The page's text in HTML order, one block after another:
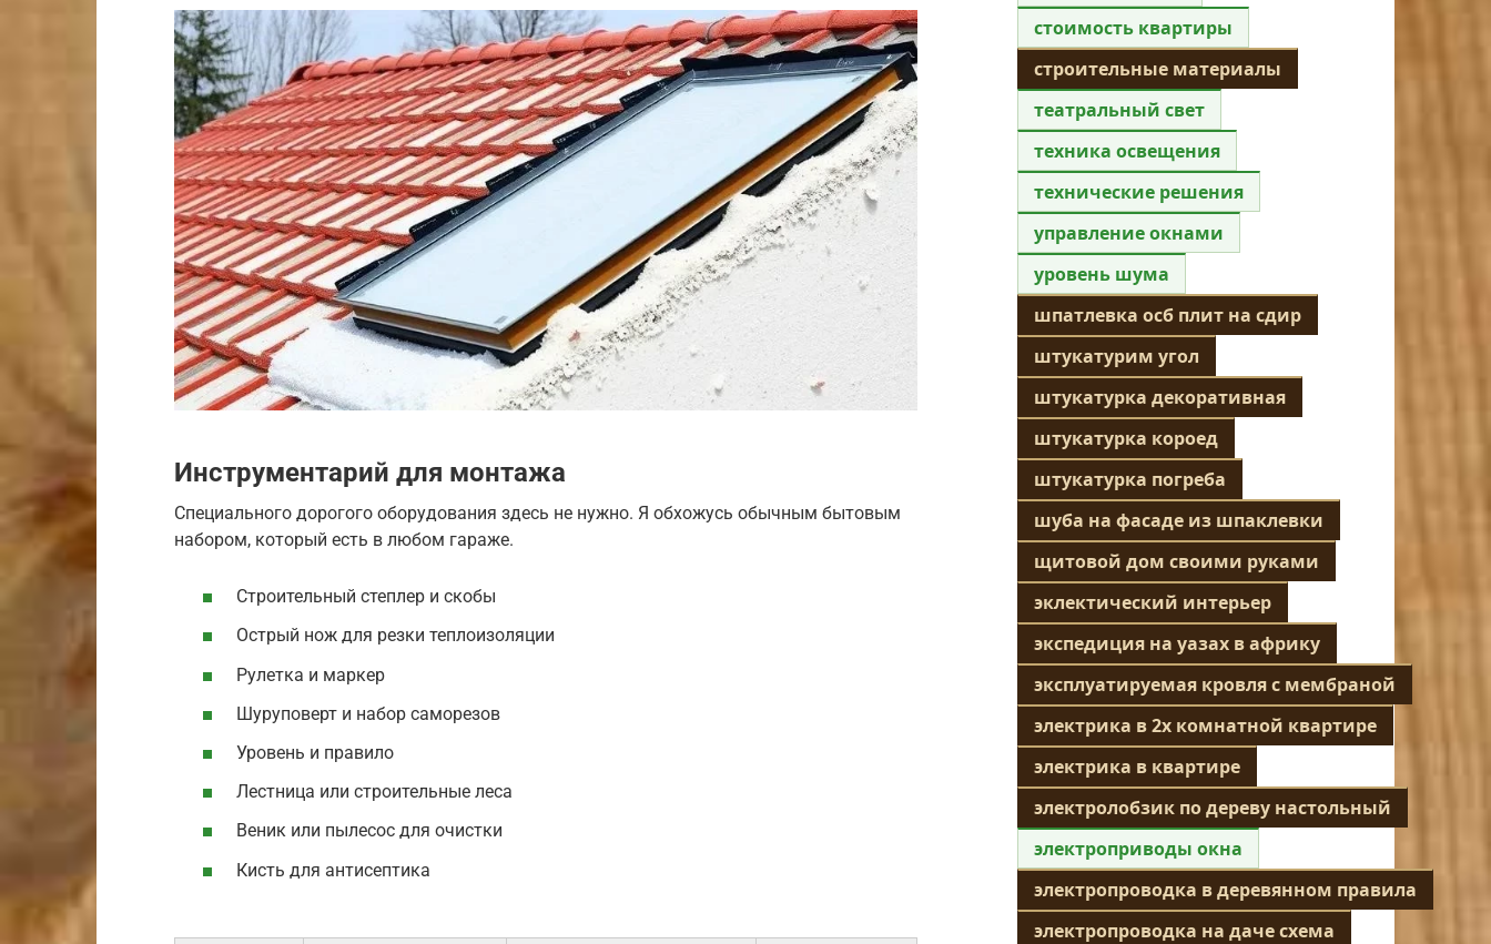
Инструментарий для монтажа
Специального дорогого оборудования здесь не нужно. Я обхожусь обычным бытовым
набором, который есть в любом гараже.
Строительный степлер и скобы
Острый нож для резки теплоизоляции
Рулетка и маркер
Шуруповерт и набор саморезов
Уровень и правило
Лестница или строительные леса
Веник или пылесос для очистки
Кисть для антисептика
стоимость квартиры
строительные материалы
театральный свет
техника освещения
технические решения
управление окнами
уровень шума
шпатлевка осб плит на сдир
штукатурим угол
штукатурка декоративная
штукатурка короед
штукатурка погреба
шуба на фасаде из шпаклевки
щитовой дом своими руками
эклектический интерьер
экспедиция на уазах в африку
эксплуатируемая кровля с мембраной
электрика в 2х комнатной квартире
электрика в квартире
электролобзик по дереву настольный
электроприводы окна
электропроводка в деревянном правила
электропроводка на даче схема